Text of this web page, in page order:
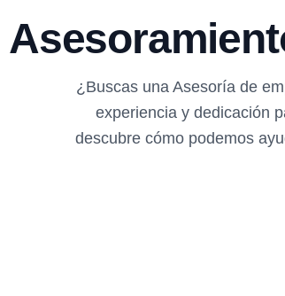
¿Buscas una Asesoría de
experiencia y dedicación
descubre cómo podemos